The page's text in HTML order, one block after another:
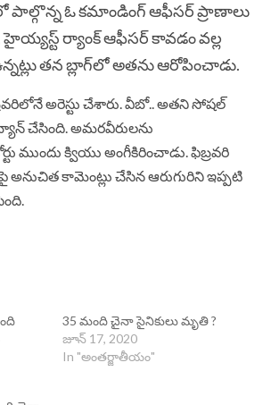
పాల్గొన్న ఓ క‌మాండింగ్ ఆఫీస‌ర్ ప్రాణాలు
హైయ్య‌స్ట్ ర్యాంక్ ఆఫీసర్ కావ‌డం వ‌ల్ల
త‌న బ్లాగ్‌లో అత‌ను ఆరోపించాడు.
అరెస్టు చేశారు. వీబో.. అత‌ని సోష‌ల్
చేసింది. అమ‌ర‌వీరుల‌ను
ముందు క్వియు అంగీకిరించాడు. ఫిబ్ర‌వ‌రి
కామెంట్లు చేసిన ఆరుగురిని ఇప్ప‌టి
35 మంది చైనా సైనికులు మృతి ?
జూన్ 17, 2020
In "అంతర్జాతీయం"